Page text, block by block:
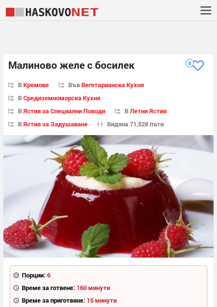
Малиново желе с босилек 0
ВКремове ВъвВегетарианска Кухня
ВСредиземноморска Кухня
ВЯстия за Специални Поводи ВЛетни Ястия
ВЯстия за Задушаване Видяна 71,528 пъти
Порции: 6
Време за готвене: 160 минути
Време за приготвяне: 15 минути